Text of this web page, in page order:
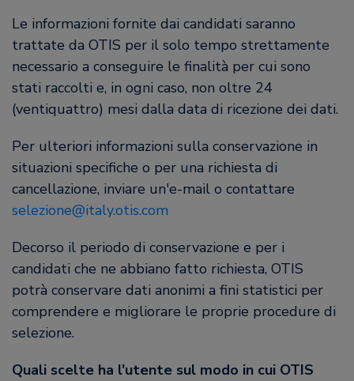
Le informazioni fornite dai candidati saranno
trattate da OTIS per il solo tempo strettamente
necessario a conseguire le finalità per cui sono
stati raccolti e, in ogni caso, non oltre 24
(ventiquattro) mesi dalla data di ricezione dei dati.
Per ulteriori informazioni sulla conservazione in
situazioni specifiche o per una richiesta di
cancellazione, inviare un'e-mail o contattare
selezione@italy.otis.com
Decorso il periodo di conservazione e per i
candidati che ne abbiano fatto richiesta, OTIS
potrà conservare dati anonimi a fini statistici per
comprendere e migliorare le proprie procedure di
selezione.
Quali scelte ha l'utente sul modo in cui OTIS